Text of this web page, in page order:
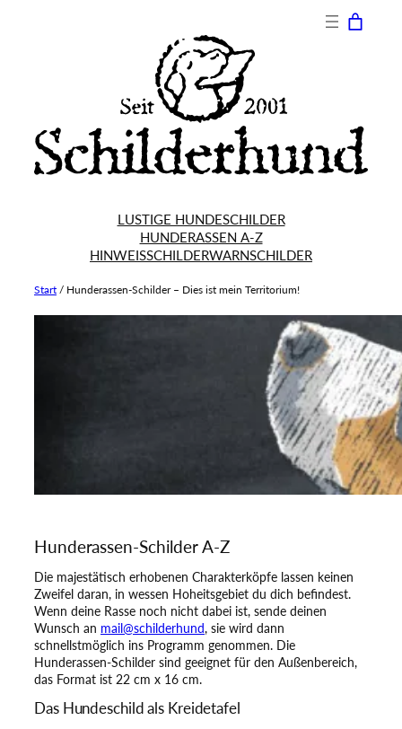
LUSTIGE HUNDESCHILDER
HUNDERASSEN A-Z
HINWEISSCHILDERWARNSCHILDER
Start / Hunderassen-Schilder – Dies ist mein Territorium!
Hunderassen-Schilder A-Z
Die majestätisch erhobenen Charakterköpfe lassen keinen
Zweifel daran, in wessen Hoheitsgebiet du dich befindest.
Wenn deine Rasse noch nicht dabei ist, sende deinen
Wunsch an mail@schilderhund, sie wird dann
schnellstmöglich ins Programm genommen. Die
Hunderassen-Schilder sind geeignet für den Außenbereich,
das Format ist 22 cm x 16 cm.
Das Hundeschild als Kreidetafel